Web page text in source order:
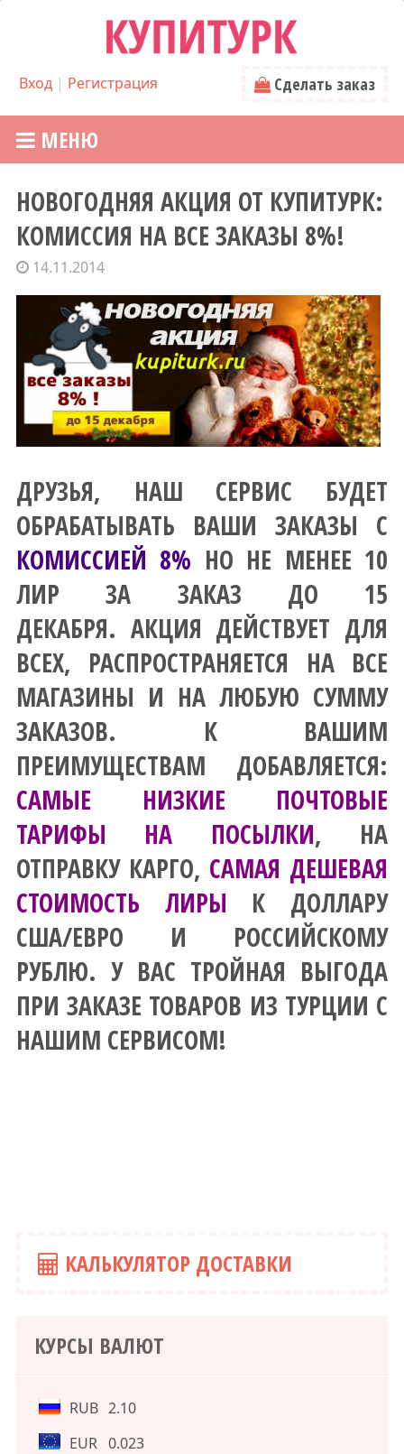
Вход| Регистрация Сделать заказ
МЕНЮ
НОВОГОДНЯЯ АКЦИЯ ОТ КУПИТУРК:
КОМИССИЯ НА ВСЕ ЗАКАЗЫ 8%!
14.11.2014
ДРУЗЬЯ, НАШ СЕРВИС БУДЕТ
ОБРАБАТЫВАТЬ ВАШИ ЗАКАЗЫ С
КОМИССИЕЙ 8% НО НЕ МЕНЕЕ 10
ЛИР ЗА ЗАКАЗ ДО 15
ДЕКАБРЯ. АКЦИЯ ДЕЙСТВУЕТ ДЛЯ
ВСЕХ, РАСПРОСТРАНЯЕТСЯ НА ВСЕ
МАГАЗИНЫ И НА ЛЮБУЮ СУММУ
ЗАКАЗОВ. К ВАШИМ
ПРЕИМУЩЕСТВАМ ДОБАВЛЯЕТСЯ:
САМЫЕ НИЗКИЕ ПОЧТОВЫЕ
ТАРИФЫ НА ПОСЫЛКИ, НА
ОТПРАВКУ КАРГО, САМАЯ ДЕШЕВАЯ
СТОИМОСТЬ ЛИРЫ К ДОЛЛАРУ
США/ЕВРО И РОССИЙСКОМУ
РУБЛЮ. У ВАС ТРОЙНАЯ ВЫГОДА
ПРИ ЗАКАЗЕ ТОВАРОВ ИЗ ТУРЦИИ С
НАШИМ СЕРВИСОМ!
КАЛЬКУЛЯТОР ДОСТАВКИ
КУРСЫ ВАЛЮТ
RUB 2.10
EUR 0.023